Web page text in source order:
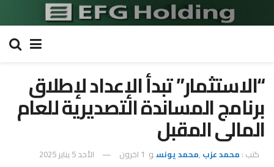
“الاستثمار” تبدأ الإعداد لإطلاق
برنامج المساندة التصديرية للعام
المالى المقبل
كتب : محمد عزب ,محمد يونسو 1 اخرون الأحد 5 يناير 2025